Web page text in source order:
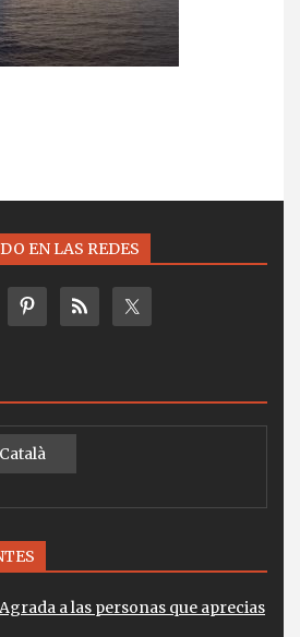
EN LAS REDES
Català
a las personas que aprecias